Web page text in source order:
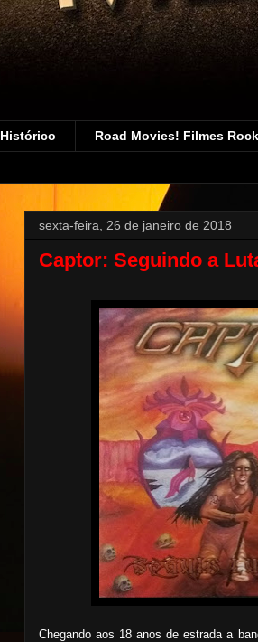
Histórico Road Movies! Filmes
sexta-feira, 26 de janeiro de 2018
Captor: Seguindo a
Chegando aos 18 anos de estrada a